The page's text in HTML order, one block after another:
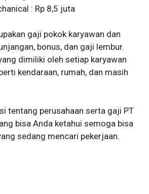
: Rp 8,5 juta
gaji pokok karyawan dan
bonus, dan gaji lembur.
dimiliki oleh setiap karyawan
kendaraan, rumah, dan masih
tentang perusahaan serta gaji PT
bisa Anda ketahui semoga bisa
sedang mencari pekerjaan.